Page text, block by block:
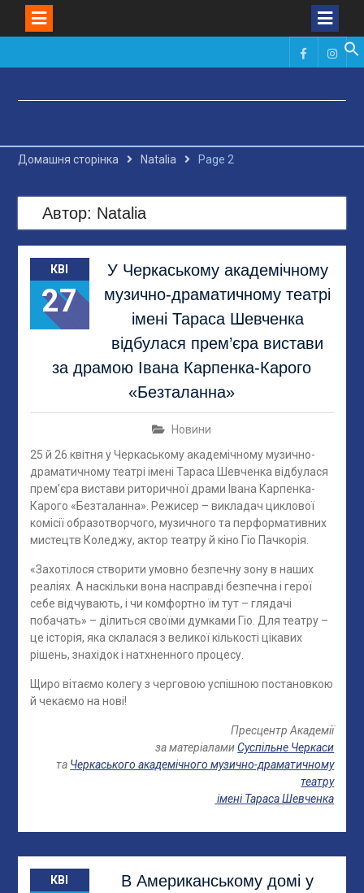
Домашня сторінка Natalia Page 2
Автор: Natalia
КВІ
27
У Черкаському академічному
музично-драматичному театрі
імені Тараса Шевченка
відбулася прем’єра вистави
за драмою Івана Карпенка-Карого
«Безталанна»
Новини
25 й 26 квітня у Черкаському академічному музично-
драматичному театрі імені Тараса Шевченка відбулася
прем’єра вистави риторичної драми Івана Карпенка-
Карого «Безталанна». Режисер – викладач циклової
комісії образотворчого, музичного та перформативних
мистецтв Коледжу, актор театру й кіно Гіо Пачкорія.
«Захотілося створити умовно безпечну зону в наших
реаліях. А наскільки вона насправді безпечна і герої
себе відчувають, і чи комфортно їм тут – глядачі
побачать» – ділиться своїми думками Гіо. Для театру –
це історія, яка склалася з великої кількості цікавих
рішень, знахідок і натхненного процесу.
Щиро вітаємо колегу з черговою успішною постановкою
й чекаємо на нові!
Пресцентр Академії
за матеріаламиСуспільне Черкаси
та Черкаського академічного музично-драматичному
театру
імені Тараса Шевченка
КВІ
В Американському домі у